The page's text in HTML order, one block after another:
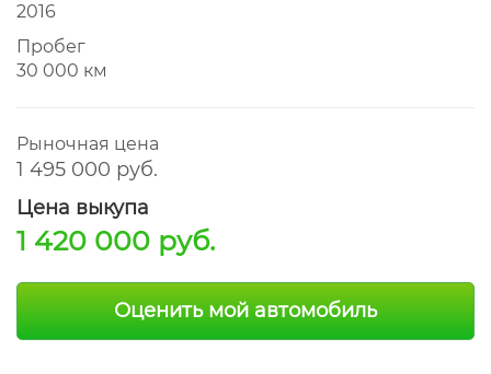
2016
Пробег
30 000 км
Рыночная цена
1 495 000 руб.
Цена выкупа
1 420 000 руб.
Оценить мой автомобиль